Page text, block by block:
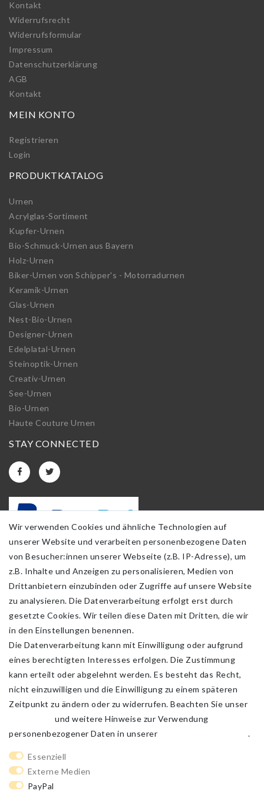
Kontakt
Widerrufs­recht
Widerrufs­formular
Impressum
Daten­schutz­erklärung
AGB
Kontakt
MEIN KONTO
Registrieren
Login
PRODUKTKATALOG
Urnen
Acrylglas-Sortiment
Kupfer-Urnen
Bio-Schmuck-Urnen aus Bayern
Holz-Urnen
Biker-Urnen von Schipper's - Motorradurnen
Keramik-Urnen
Glas-Urnen
Nest-Bio-Urnen
Designer-Urnen
Edelplatal-Urnen
Steinoptik-Urnen
Creativ-Urnen
See-Urnen
Bio-Urnen
Haute Couture Urnen
STAY CONNECTED
Impressum
Wir verwenden Cookies und ähnliche Technologien auf
unserer Website und verarbeiten personenbezogene Daten
von Besucher:innen unserer Webseite (z.B. IP-Adresse), um
z.B. Inhalte und Anzeigen zu personalisieren, Medien von
Drittanbietern einzubinden oder Zugriffe auf unsere Website
zu analysieren. Die Datenverarbeitung erfolgt erst durch
gesetzte Cookies. Wir teilen diese Daten mit Dritten, die wir
in den Einstellungen benennen.
Die Datenverarbeitung kann mit Einwilligung oder aufgrund
eines berechtigten Interesses erfolgen. Die Zustimmung
kann erteilt oder abgelehnt werden. Es besteht das Recht,
nicht einzuwilligen und die Einwilligung zu einem späteren
Zeitpunkt zu ändern oder zu widerrufen. Beachten Sie unser
und weitere Hinweise zur Verwendung
personenbezogener Daten in unserer
.
Essenziell
Externe Medien
PayPal